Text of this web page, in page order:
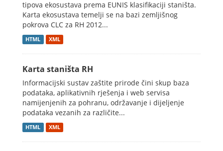
tipova ekosustava prema EUNIS klasifikaciji staništa.
Karta ekosustava temelji se na bazi zemljišnog
pokrova CLC za RH 2012...
HTML XML
Karta staništa RH
Informacijski sustav zaštite prirode čini skup baza
podataka, aplikativnih rješenja i web servisa
namijenjenih za pohranu, održavanje i dijeljenje
podataka vezanih za različite...
HTML XML